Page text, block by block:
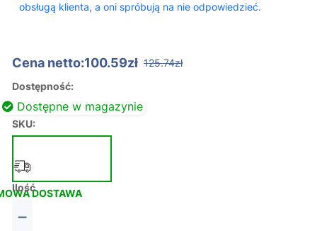
obsługą klienta, a oni spróbują na nie odpowiedzieć.
Cena netto:100.59zł 125.74zł
Dostępność:
Dostępne w magazynie
SKU:
DOSTAWA
Ilość
−